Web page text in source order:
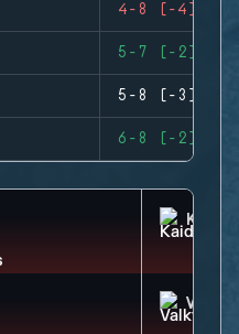
4-8 (-4)
5-7 (-2)
5-8 (-3)
6-8 (-2)
KAID